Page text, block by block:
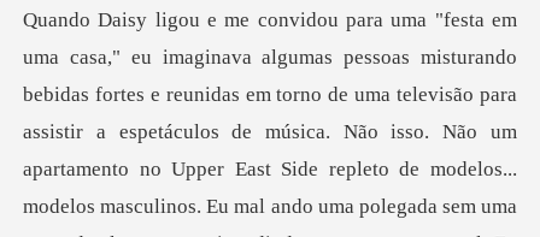
ma televisão para
assistir a espetáculos de música. Não isso. Não um
apartamento no Upper East Side repleto de modelos...
modelos masculinos.